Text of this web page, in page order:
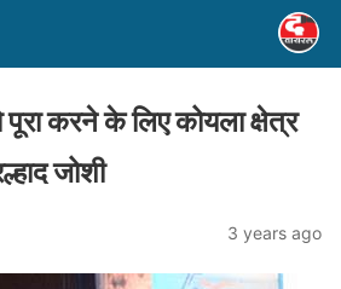
करने के लिए कोयला क्षेत्र
जोशी
3 years ago